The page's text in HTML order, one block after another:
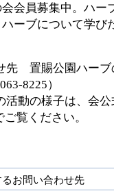
会員募集中。ハー
ーブについて学び
先 置賜公園ハー
8225）
活動の様子は、会公
ご覧ください。
お問い合わせ先